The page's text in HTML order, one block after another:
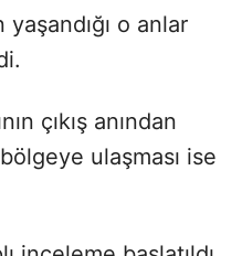
o anlar
çıkış anından
ulaşması ise